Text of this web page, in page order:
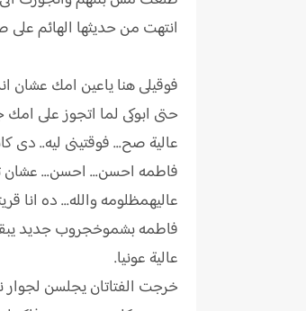
انتهت من حديثها الهائم على
فوقيلى هنا ياعين امك عشان
حتى ابوكى لما اتجوز على
عالية صح... فوقتينى ليه.. دى
فاطمه احسن... احسن... عشان
عاليهمظلومه والله... ده انا
فاطمه بشموخجروب جديد
عالية عونيا.
خرجت الفتاتان يجلسن لجوار